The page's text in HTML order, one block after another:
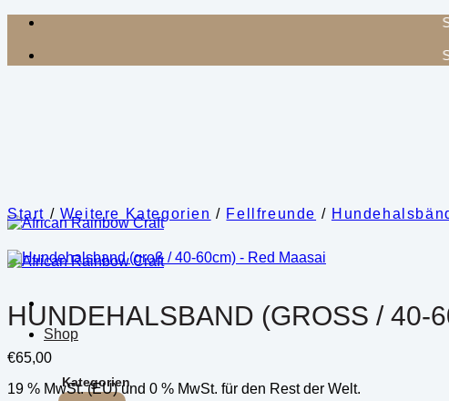
Zum
springen
Shop
Kategorien
Start / Weitere Kategorien / Fellfreunde /
HUNDEHALSBAND (GROSS / 40-
€65,00
19 % MwSt. (EU) und 0 % MwSt. für den Rest der Welt.